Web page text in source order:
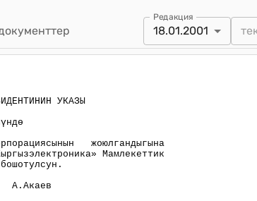
Редакция
18.01.2001